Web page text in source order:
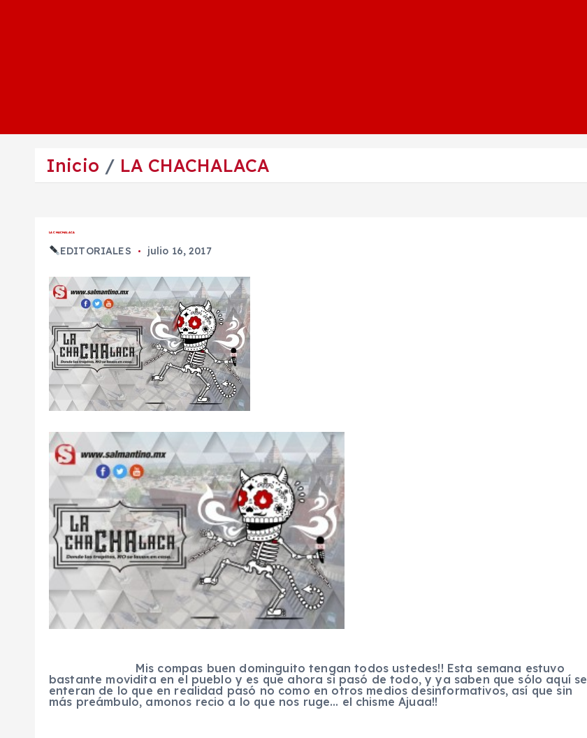
Inicio LA CHACHALACA
LA CHACHALACA
EDITORIALES julio 16, 2017
Mis compas buen dominguito tengan todos ustedes!! Esta semana estuvo
bastante movidita en el pueblo y es que ahora si pasó de todo, y ya saben que sólo aquí se
enteran de lo que en realidad pasó no como en otros medios desinformativos, así que sin
más preámbulo, amonos recio a lo que nos ruge… el chisme Ajuaa!!